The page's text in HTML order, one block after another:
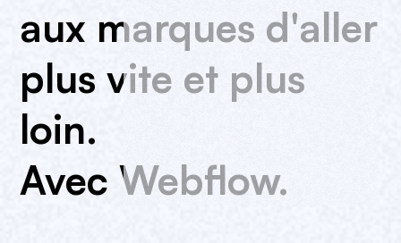
aux marques d'aller
plus vite et plus
loin.
Avec Webflow.